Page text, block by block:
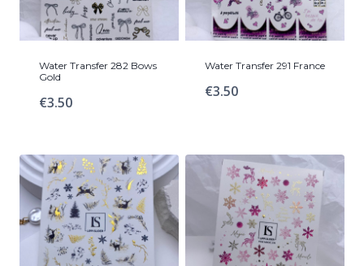
Water Transfer 282 Bows
Gold
€3.50
Water Transfer 291 France
€3.50